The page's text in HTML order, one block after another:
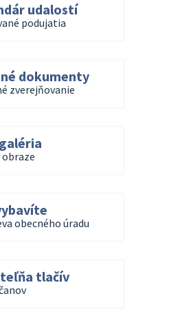
udalostí
podujatia
dokumenty
zverejňovanie
obraze
obecného úradu
tlačív